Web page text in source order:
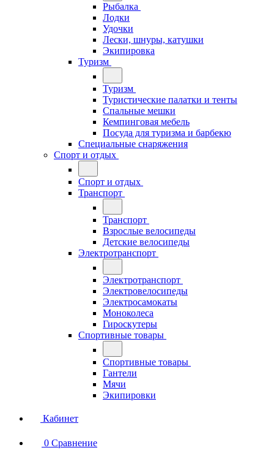
Рыбалка
Лодки
Удочки
Лески, шнуры, катушки
Экипировка
Туризм
Туризм
Туристические палатки и тенты
Спальные мешки
Кемпинговая мебель
Посуда для туризма и барбекю
Специальные снаряжения
Спорт и отдых
Спорт и отдых
Транспорт
Транспорт
Взрослые велосипеды
Детские велосипеды
Электротранспорт
Электротранспорт
Электровелосипеды
Электросамокаты
Моноколеса
Гироскутеры
Спортивные товары
Спортивные товары
Гантели
Мячи
Экипировки
Кабинет
0 Сравнение